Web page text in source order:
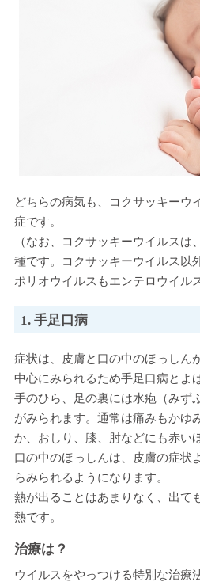
どちらの病気も、コクサッキーウ
症です。
（なお、コクサッキーウイルスは
種です。コクサッキーウイルス以
ポリオウイルスもエンテロウイル
1. 手足口病
症状は、皮膚と口の中のほっしん
中心にみられるため手足口病とよ
手のひら、足の裏には水疱（みず
がみられます。通常は痛みもかゆ
か、おしり、膝、肘などにも赤い
口の中のほっしんは、皮膚の症状
らみられるようになります。
熱が出ることはあまりなく、出て
熱です。
治療は？
ウイルスをやっつける特別な治療